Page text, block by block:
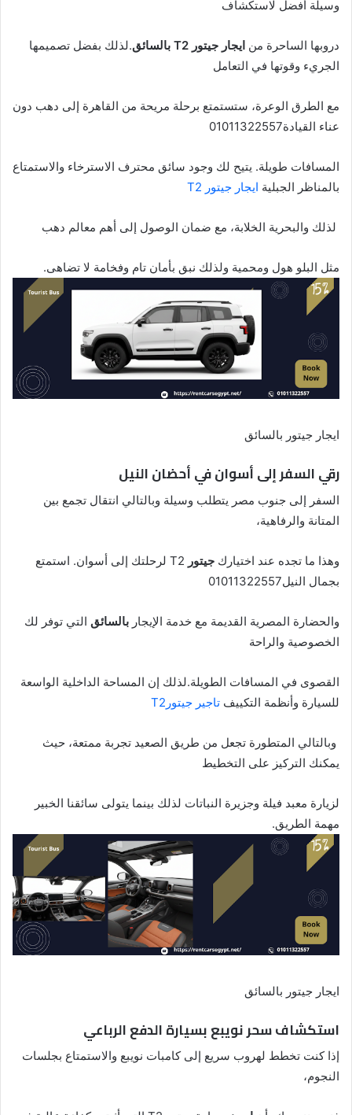
وسيلة أفضل لاستكشاف
دروبها الساحرة من ايجار جيتور T2 بالسائق
.لذلك بفضل تصميمها
الجريء وقوتها في التعامل
مع الطرق الوعرة، ستستمتع برحلة مريحة من القاهرة إلى دهب دون
عناء القيادة01011322557
المسافات طويلة. يتيح لك وجود سائق محترف الاسترخاء والاستمتاع
بالمناظر الجبلية ايجار جيتور T2
لذلك والبحرية الخلابة، مع ضمان الوصول إلى أهم معالم دهب
مثل البلو هول ومحمية ولذلك نبق بأمان تام وفخامة لا تضاهى.
ايجار جيتور بالسائق
رقي السفر إلى أسوان في أحضان النيل
السفر إلى جنوب مصر يتطلب وسيلة وبالتالي انتقال تجمع بين
المتانة والرفاهية،
وهذا ما تجده عند اختيارك جيتور
T2 لرحلتك إلى أسوان. استمتع
بجمال النيل01011322557
والحضارة المصرية القديمة مع خدمة الإيجار بالسائق التي توفر لك
الخصوصية والراحة
القصوى في المسافات الطويلة.لذلك إن المساحة الداخلية الواسعة
للسيارة وأنظمة التكييف تاجير جيتورT2
وبالتالي المتطورة تجعل من طريق الصعيد تجربة ممتعة، حيث
يمكنك التركيز على التخطيط
لزيارة معبد فيلة وجزيرة النباتات لذلك بينما يتولى سائقنا الخبير
مهمة الطريق.
ايجار جيتور بالسائق
استكشاف سحر نويبع بسيارة الدفع الرباعي
إذا كنت تخطط لهروب سريع إلى كامبات نويبع والاستمتاع بجلسات
النجوم،